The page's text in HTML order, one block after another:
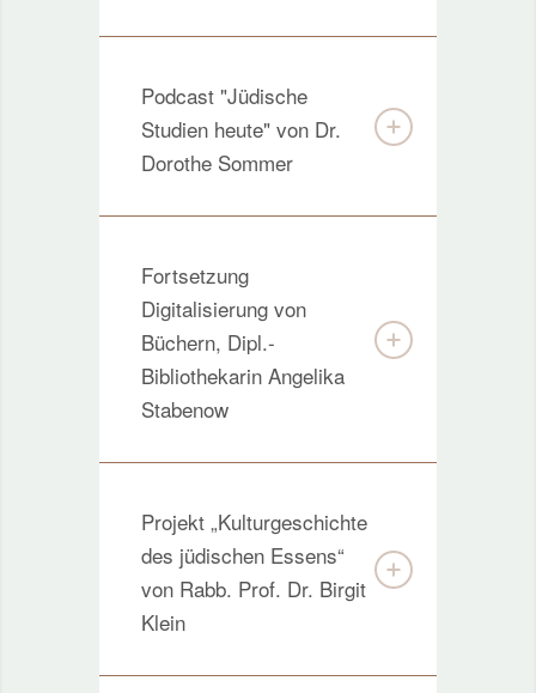
Podcast "Jüdische
Studien heute" von Dr.
Dorothe Sommer
Fortsetzung
Digitalisierung von
Büchern, Dipl.-
Bibliothekarin Angelika
Stabenow
Projekt „Kulturgeschichte
des jüdischen Essens“
von Rabb. Prof. Dr. Birgit
Klein